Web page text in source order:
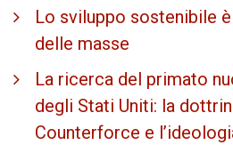
Lo sviluppo sostenibile
delle masse
La ricerca del primato
degli Stati Uniti: la
Counterforce e